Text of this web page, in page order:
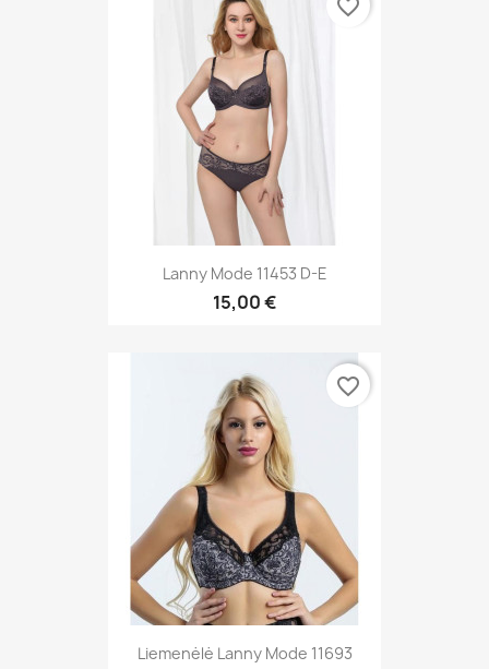
Lanny Mode 11453 D-E
15,00 €
favorite_border
Liemenėlė Lanny Mode 11693
favorite_border